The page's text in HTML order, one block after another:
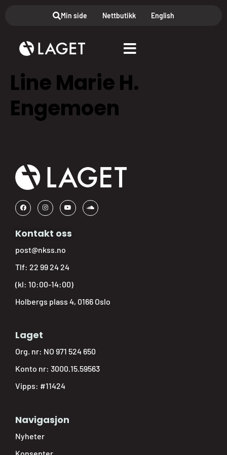
Min side Nettbutikk English
Line Marie H.
Engemoen
Kontakt oss
post@nkss.no
Tlf: 22 99 24 24
(kl: 10:00-14:00)
Holbergs plass 4, 0166 Oslo
Laget
Org. nr: NO 971 524 650
Konto nr: 3000.15.59563
Vipps: #11424
Navigasjon
Nyheter